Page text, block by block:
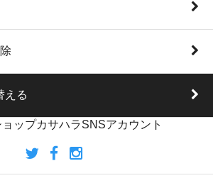
える
プカサハラSNSアカウント